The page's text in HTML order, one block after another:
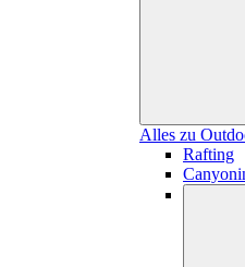
Alles zu
Rafting